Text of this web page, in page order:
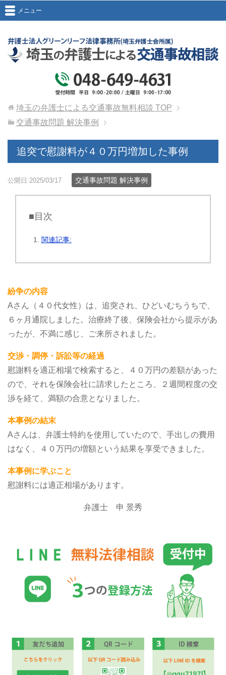
メニュー
埼玉の弁護士による交通事故無料相談 TOP
交通事故問題 解決事例
追突で慰謝料が４０万円増加した事例
公開日:2025/03/17 交通事故問題 解決事例
■目次
関連記事:
紛争の内容
Aさん（４０代女性）は、追突され、ひどいむちうちで、
６ヶ月通院しました。治療終了後、保険会社から提示があ
ったが、不満に感じ、ご来所されました。
交渉・調停・訴訟等の経過
慰謝料を適正相場で検索すると、４０万円の差額があった
ので、それを保険会社に請求したところ、２週間程度の交
渉を経て、満額の合意となりました。
本事例の結末
Aさんは、弁護士特約を使用していたので、手出しの費用
はなく、４０万円の増額という結果を享受できました。
本事例に学ぶこと
慰謝料には適正相場があります。
弁護士 申 景秀